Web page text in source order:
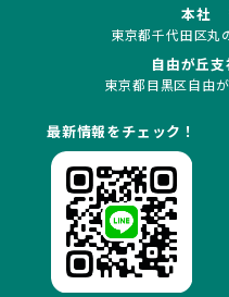
本社
東京都千代田区
自由が丘支
東京都目黒区自由
最新情報をチェック！